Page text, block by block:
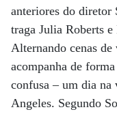
anteriores do diretor
traga Julia Roberts
Alternando cenas
acompanha de
confusa – um dia na
Angeles. Segundo